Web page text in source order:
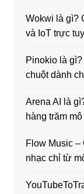
Wokwi là gì?
và IoT trực
Pinokio là
chuột dành
Arena AI là
hàng trăm
Flow Music –
nhạc chỉ từ